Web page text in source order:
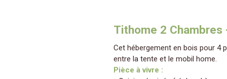
Tithome 2 Chambres
Cet hébergement en bois pour 4
entre la tente et le mobil home.
Pièce à vivre :